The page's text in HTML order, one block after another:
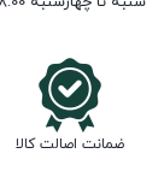
ضمانت اصالت کالا